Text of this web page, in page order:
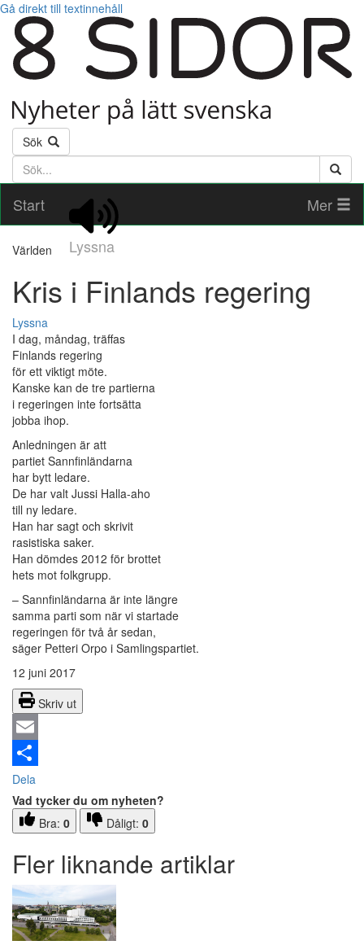
Gå direkt till textinnehåll
Sök
Söktext
Start
Lyssna
Mer
Världen
Kris i Finlands regering
Lyssna
I dag, måndag, träffas
Finlands regering
för ett viktigt möte.
Kanske kan de tre partierna
i regeringen inte fortsätta
jobba ihop.
Anledningen är att
partiet Sannfinländarna
har bytt ledare.
De har valt Jussi Halla-aho
till ny ledare.
Han har sagt och skrivit
rasistiska saker.
Han dömdes 2012 för brottet
hets mot folkgrupp.
– Sannfinländarna är inte längre
samma parti som när vi startade
regeringen för två år sedan,
säger Petteri Orpo i Samlingspartiet.
12 juni 2017
Skriv ut
Email
Dela
Vad tycker du om nyheten?
Bra: 0 Dåligt: 0
Fler liknande artiklar